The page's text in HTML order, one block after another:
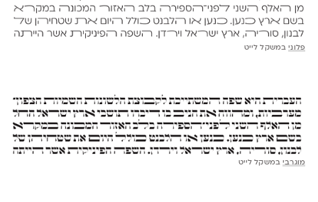
פלוניבמשקל לייט
מוגרביבמשקל לייט